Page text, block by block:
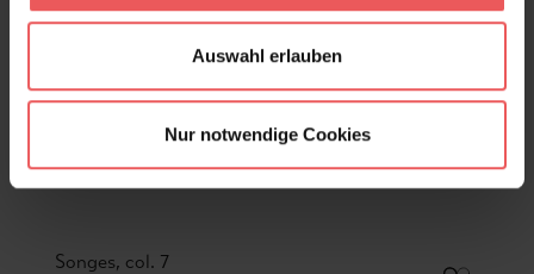
Auswahl erlauben
Nur notwendige Cookies
Songes, col. 7